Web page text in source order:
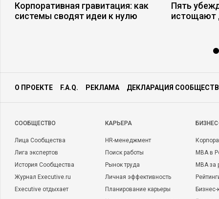
Корпоративная гравитация: как
системы сводят идеи к нулю
Пять
истощают
О ПРОЕКТЕ F.A.Q. РЕКЛАМА ДЕКЛАРАЦИЯ
CООБЩЕСТВО
Лица Сообщества
Лига экспертов
История Сообщества
Журнал Executive.ru
Executive отдыхает
КАРЬЕРА
HR-менеджмент
Поиск работы
Рынок труда
Личная эффективность
Планирование карьеры
MBA в
MBA
Бизнес-